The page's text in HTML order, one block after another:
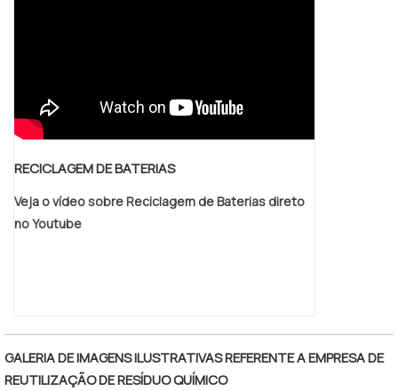
RECICLAGEM DE BATERIAS
Veja o vídeo sobre Reciclagem de Baterias direto
no Youtube
GALERIA DE IMAGENS ILUSTRATIVAS REFERENTE A EMPRESA DE
REUTILIZAÇÃO DE RESÍDUO QUÍMICO